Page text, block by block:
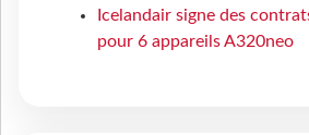
Icelandair signe des
pour 6 appareils A320neo